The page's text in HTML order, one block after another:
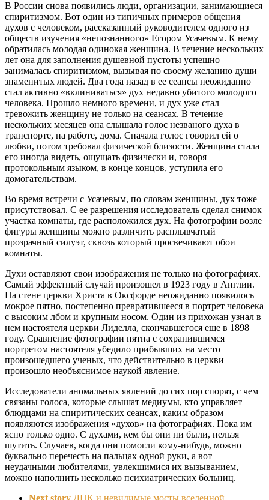
В России снова появились люди, организации, занимающиеся
спиритизмом. Вот один из типичных примеров общения
духов с человеком, рассказанный руководителем одного из
обществ изучения «непознанного» Егором Усачевым. К нему
обратилась молодая одинокая женщина. В течение нескольких
лет она для заполнения душевной пустоты успешно
занималась спиритизмом, вызывая по своему желанию души
знаменитых людей. Два года назад в ее сеансы неожиданно
стал активно «вклиниваться» дух недавно убитого молодого
человека. Прошло немного времени, и дух уже стал
тревожить женщину не только на сеансах. В течение
нескольких месяцев она слышала голос незваного духа в
транспорте, на работе, дома. Сначала голос говорил ей о
любви, потом требовал физической близости. Женщина стала
его иногда видеть, ощущать физически и, говоря
протокольным языком, в конце концов, уступила его
домогательствам.
Во время встречи с Усачевым, по словам женщины, дух тоже
присутствовал. С ее разрешения исследователь сделал снимок
участка комнаты, где расположился дух. На фотографии возле
фигуры женщины можно различить расплывчатый
прозрачный силуэт, сквозь который просвечивают обои
комнаты.
Духи оставляют свои изображения не только на фотографиях.
Самый эффектный случай произошел в 1923 году в Англии.
На стене церкви Христа в Оксфорде неожиданно появилось
мокрое пятно, постепенно превратившееся в портрет человека
с высоким лбом и крупным носом. Один из прихожан узнал в
нем настоятеля церкви Лиделла, скончавшегося еще в 1898
году. Сравнение фотографии пятна с сохранившимся
портретом настоятеля убедило прибывших на место
произошедшего ученых, что действительно в церкви
произошло необъяснимое наукой явление.
Исследователи аномальных явлений до сих пор спорят, с чем
связаны голоса, которые слышат медиумы, кто управляет
блюдцами на спиритических сеансах, каким образом
появляются изображения «духов» на фотографиях. Пока им
ясно только одно. С духами, кем бы они ни были, нельзя
шутить. Случаев, когда они помогли кому-нибудь, можно
буквально перечесть на пальцах одной руки, а вот
неудачными любителями, увлекшимися их вызыванием,
можно наполнить несколько психиатрических больниц.